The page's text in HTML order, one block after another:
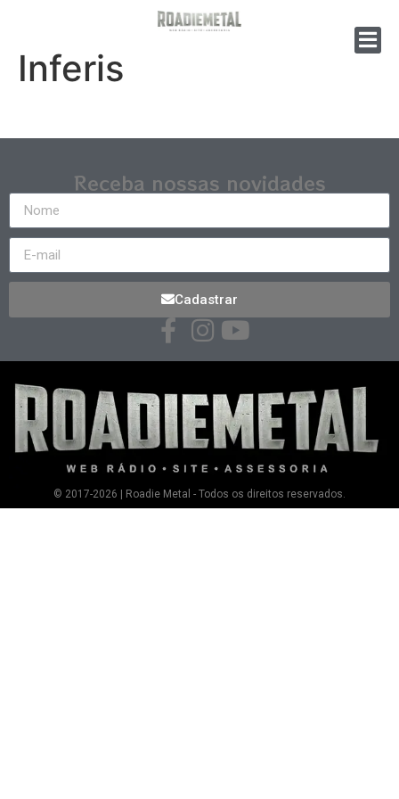
Inferis
Receba nossas novidades
Cadastrar
© 2017-2026 | Roadie Metal - Todos os direitos reservados.